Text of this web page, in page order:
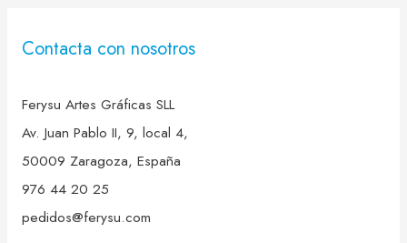
Contacta con nosotros
Ferysu Artes Gráficas SLL
Av. Juan Pablo II, 9, local 4,
50009 Zaragoza, España
976 44 20 25
pedidos@ferysu.com